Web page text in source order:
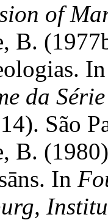
of
B.
In
da
São
B.
In